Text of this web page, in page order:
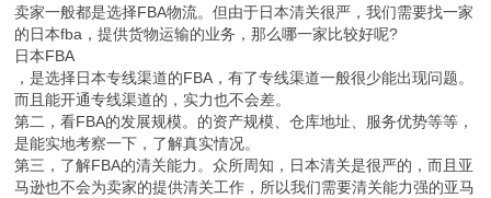
卖家一般都是选择FBA物流。但由于日本清关很严，我们需要找一家
的日本fba，提供货物运输的业务，那么哪一家比较好呢?
日本FBA
，是选择日本专线渠道的FBA，有了专线渠道一般很少能出现问题。
而且能开通专线渠道的，实力也不会差。
第二，看FBA的发展规模。的资产规模、仓库地址、服务优势等等，
是能实地考察一下，了解真实情况。
第三，了解FBA的清关能力。众所周知，日本清关是很严的，而且亚
马逊也不会为卖家的提供清关工作，所以我们需要清关能力强的亚马